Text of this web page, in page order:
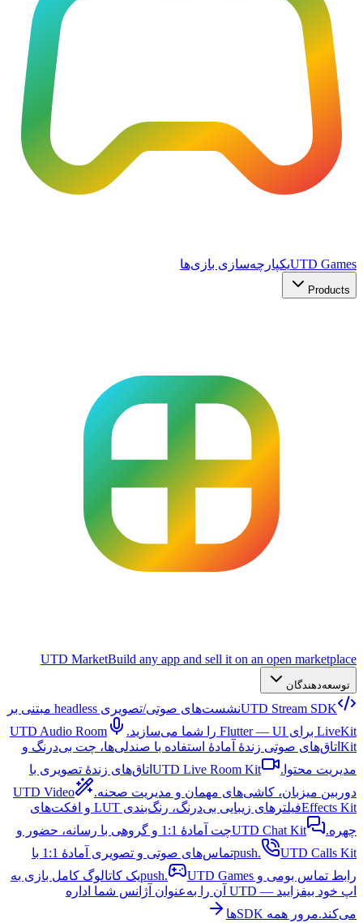
UTD Gamesیکپارچه‌سازی بازی‌ها
Products
UTD MarketBuild any app and sell it on an open marketplace
توسعه‌دهندگان
UTD Stream SDK
نشست‌های صوتی/تصویری headless مبتنی بر
LiveKit برای Flutter — UI را شما می‌سازید.
UTD Audio Room
Kit اتاق‌های صوتی زندهٔ آمادهٔ استفاده با صندلی‌ها، چت بی‌درنگ و
مدیریت محتوا.
UTD Live Room Kit اتاق‌های زندهٔ تصویری با
دوربین میزبان، کاشی‌های مهمان و مدیریت صحنه.
UTD Video
Effects Kit
فیلترهای زیبایی بی‌درنگ، رنگ‌بندی LUT و افکت‌های
چهره.
UTD Chat Kit
چت آمادهٔ 1:1 و گروهی با رسانه، حضور و
push.
UTD Calls Kit
تماس‌های صوتی و تصویری آمادهٔ 1:1 با
رابط تماس بومی و push. UTD Games
یک کاتالوگ کامل بازی به
اپ خود بیفزایید — UTD آن را به‌عنوان آژانس شما اداره
می‌کند.مرور همه SDKها